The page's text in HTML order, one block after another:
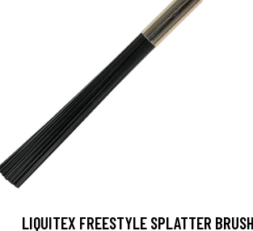
LIQUITEX FREESTYLE SPLATTER BRUSH